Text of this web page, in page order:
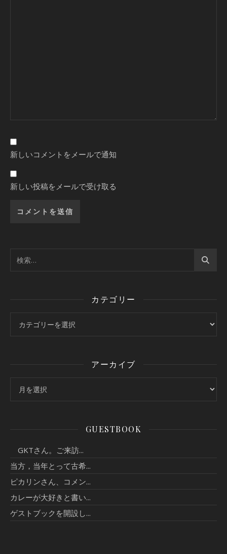
新しいコメントをメールで通知
新しい投稿をメールで受け取る
カテゴリー
アーカイブ
GUESTBOOK
GKTさん。ご来訪...
当方，当年とって古希...
ピカリンさん、コメン...
カレーが大好きと書い...
ゲストブックを開設し...